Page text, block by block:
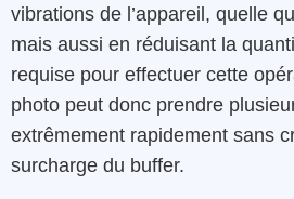
vibrations de l’appareil, quelle
mais aussi en réduisant la
requise pour effectuer cette
photo peut donc prendre
extrêmement rapidement sans
surcharge du buffer.